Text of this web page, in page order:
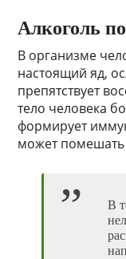
Алкоголь
В организме
настоящий яд,
препятствует
тело человека
формирует
может помешать
В